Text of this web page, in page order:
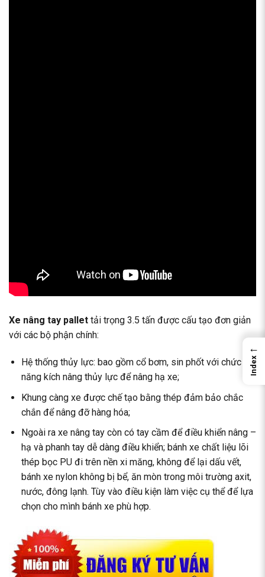
Xe nâng tay pallet tải trọng 3.5 tấn được cấu tạo đơn giản
với các bộ phận chính:
Hệ thống thủy lực: bao gồm cổ bơm, sin phốt với chức
năng kích nâng thủy lực để nâng hạ xe;
Khung càng xe được chế tạo bằng thép đảm bảo chắc
chắn để nâng đỡ hàng hóa;
Ngoài ra xe nâng tay còn có tay cầm để điều khiển nâng –
hạ và phanh tay dễ dàng điều khiển; bánh xe chất liệu lõi
thép bọc PU đi trên nền xi măng, không để lại dấu vết,
bánh xe nylon không bị bể, ăn mòn trong môi trường axit,
nước, đông lạnh. Tùy vào điều kiện làm việc cụ thể để lựa
chọn cho mình bánh xe phù hợp.
←
Index